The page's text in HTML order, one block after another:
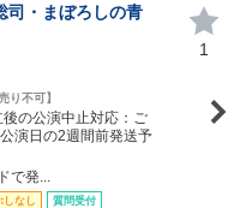
司・まぼろしの青
り不可】
の公演中止対応：ご
演日の2週間前発送予
で発...
しなし 質問受付
1